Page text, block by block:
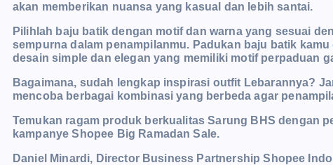
akan memberikan nuansa yang kasual dan lebih santai.
Pilihlah baju batik dengan motif dan warna yang sesuai
sempurna dalam penampilanmu. Padukan baju batik
desain simple dan elegan yang memiliki motif perpaduan
Bagaimana, sudah lengkap inspirasi outfit Lebarannya?
mencoba berbagai kombinasi yang berbeda agar
Temukan ragam produk berkualitas Sarung BHS dengan
kampanye Shopee Big Ramadan Sale.
Daniel Minardi, Director Business Partnership Shopee